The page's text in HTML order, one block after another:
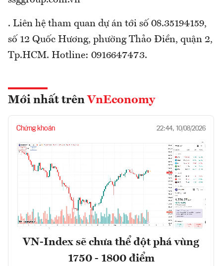
. Liên hệ tham quan dự án tới số 08.35194159,
số 12 Quốc Hương, phường Thảo Điền, quận 2,
Tp.HCM. Hotline: 0916647473.
Mới nhất trên VnEconomy
Chứng khoán 22:44, 10/08/2026
VN-Index sẽ chưa thể đột phá vùng
1750 - 1800 điểm